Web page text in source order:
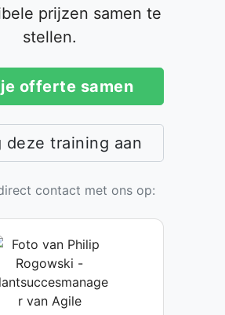
prijzen samen te
stellen.
offerte samen
deze training aan
contact met ons op: